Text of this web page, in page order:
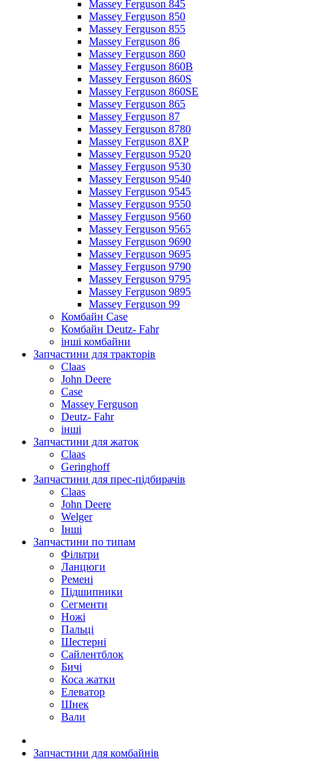
Massey Ferguson 845
Massey Ferguson 850
Massey Ferguson 855
Massey Ferguson 86
Massey Ferguson 860
Massey Ferguson 860B
Massey Ferguson 860S
Massey Ferguson 860SE
Massey Ferguson 865
Massey Ferguson 87
Massey Ferguson 8780
Massey Ferguson 8XP
Massey Ferguson 9520
Massey Ferguson 9530
Massey Ferguson 9540
Massey Ferguson 9545
Massey Ferguson 9550
Massey Ferguson 9560
Massey Ferguson 9565
Massey Ferguson 9690
Massey Ferguson 9695
Massey Ferguson 9790
Massey Ferguson 9795
Massey Ferguson 9895
Massey Ferguson 99
Комбайн Case
Комбайн Deutz- Fahr
інші комбайни
Запчастини для тракторів
Claas
John Deere
Case
Massey Ferguson
Deutz- Fahr
інші
Запчастини для жаток
Claas
Geringhoff
Запчастини для прес-підбирачів
Claas
John Deere
Welger
Інші
Запчастини по типам
Фільтри
Ланцюги
Ремені
Підшипники
Сегменти
Ножі
Пальці
Шестерні
Сайлентблок
Бичі
Коса жатки
Елеватор
Шнек
Вали
Запчастини для комбайнів